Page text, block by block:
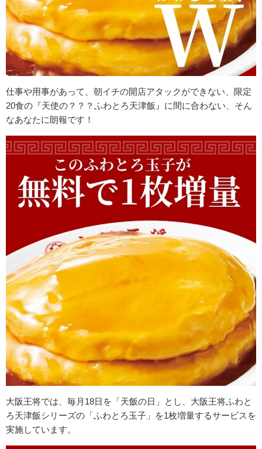
仕事や用事があって、朝イチの開店アタックができない、限定
20食の 『天使の？？？ふわとろ天津飯』に間に合わない、そん
なあなたに朗報です！
大阪王将では、 毎月18日を「天飯の日」とし、大阪王将ふわと
ろ天津飯シリーズの「ふわとろ玉子」を1枚増量するサービスを
実施しています。